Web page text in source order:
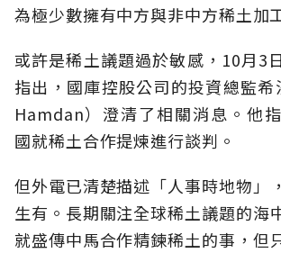
為極少數擁有中方與非中方稀土加
或許是稀土議題過於敏感，10月3
指出，國庫控股公司的投資總監
Hamdan）澄清了相關消息。他
國就稀土合作提煉進行談判。
但外電已清楚描述「人事時地物」
生有。長期關注全球稀土議題的海
就盛傳中馬合作精鍊稀土的事，但